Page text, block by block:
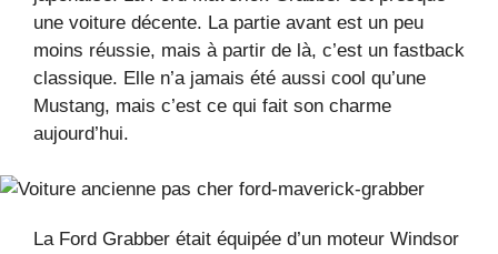
une voiture décente. La partie avant est un peu
moins réussie, mais à partir de là, c’est un fastback
classique. Elle n’a jamais été aussi cool qu’une
Mustang, mais c’est ce qui fait son charme
aujourd’hui.
La Ford Grabber était équipée d’un moteur Windsor